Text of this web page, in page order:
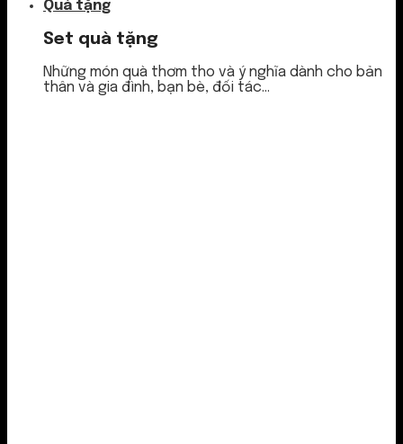
Quà tặng
Set quà tặng
Những món quà thơm tho và ý nghĩa dành cho bản
thân và gia đình, bạn bè, đối tác...